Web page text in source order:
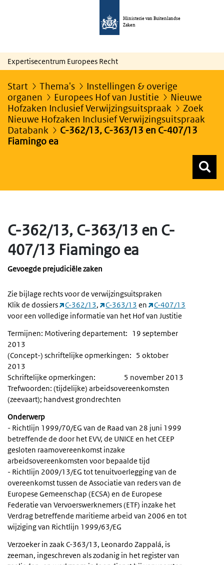
Ministerie van Buitenlandse
Zaken
Expertisecentrum Europees Recht
Start Thema's
Instellingen & overige
organen
Europees Hof van Justitie
Nieuwe
Hofzaken Inclusief Verwijzingsuitspraak
Zoek
Nieuwe Hofzaken Inclusief Verwijzingsuitspraak
Databank
C-362/13, C-363/13 en C-407/13
Fiamingo ea
C-362/13, C-363/13 en C-
407/13 Fiamingo ea
Gevoegde prejudiciële zaken
Zie bijlage rechts voor de verwijzingsuitspraken
Klik de dossiers
C-362/13, C-363/13 en
C-407/13
voor een volledige informatie van het Hof van Justitie
Termijnen: Motivering departement: 19 september
2013
(Concept-) schriftelijke opmerkingen: 5 oktober
2013
Schriftelijke opmerkingen: 5 november 2013
Trefwoorden: (tijdelijke) arbeidsovereenkomsten
(zeevaart); handvest grondrechten
Onderwerp
- Richtlijn 1999/70/EG van de Raad van 28 juni 1999
betreffende de door het EVV, de UNICE en het CEEP
gesloten raamovereenkomst inzake
arbeidsovereenkomsten voor bepaalde tijd
- Richtlijn 2009/13/EG tot tenuitvoerlegging van de
overeenkomst tussen de Associatie van reders van de
Europese Gemeenschap (ECSA) en de Europese
Federatie van Vervoerswerknemers (ETF) inzake het
Verdrag betreffende maritieme arbeid van 2006 en tot
wijziging van Richtlijn 1999/63/EG
Verzoeker in zaak C-363/13, Leonardo Zappalá, is
zeeman, ingeschreven als zodanig in het register van